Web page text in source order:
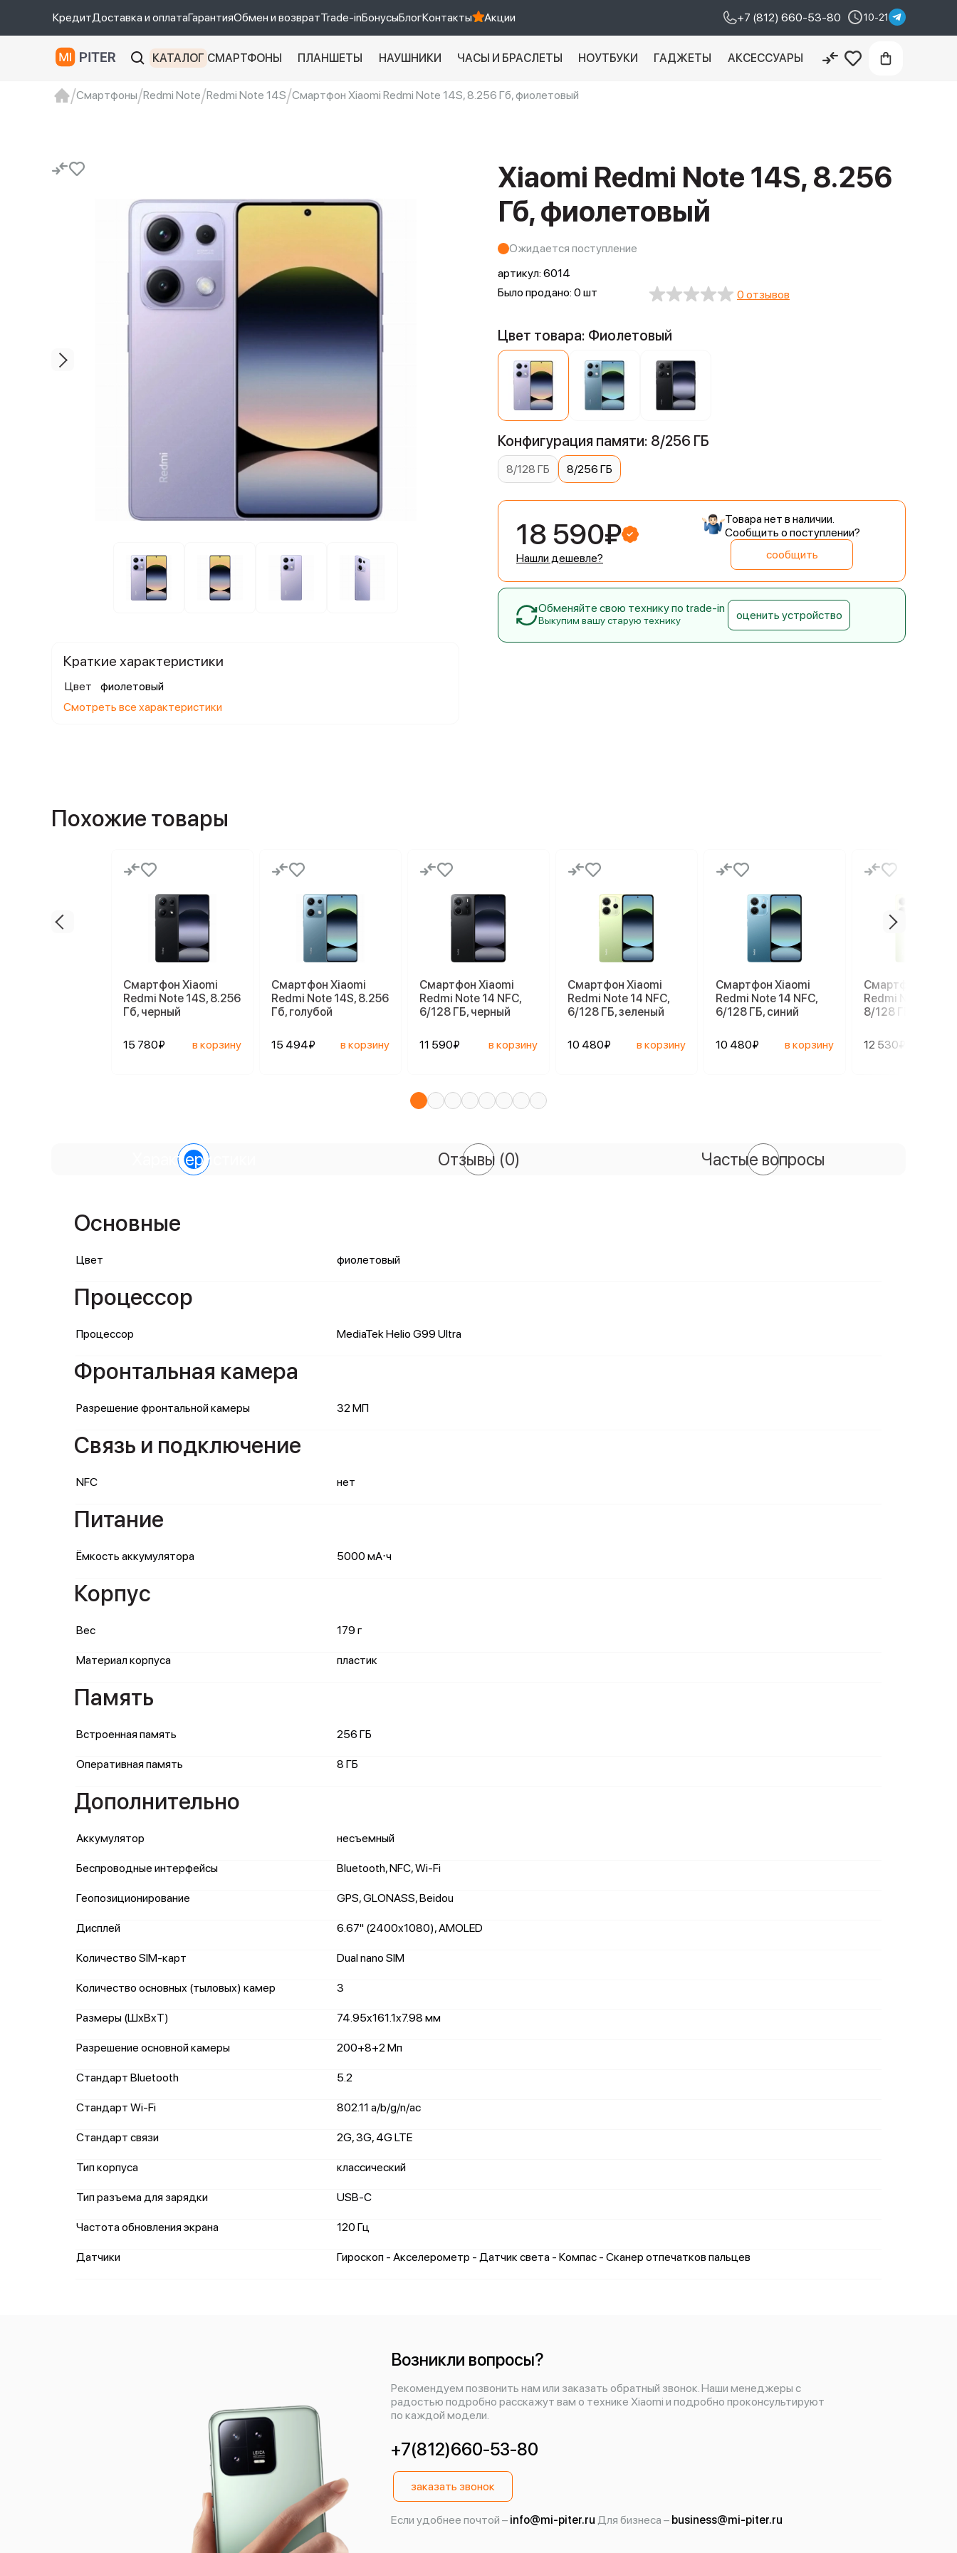
КредитДоставка и оплатаГарантияОбмен и возвратTrade-inБонусыБлогКонтакты Акции +7 (812) 660-53-80 10-21
КАТАЛОГ СМАРТФОНЫ ПЛАНШЕТЫ НАУШНИКИ ЧАСЫ И БРАСЛЕТЫ НОУТБУКИ ГАДЖЕТЫ АКСЕССУАРЫ
Смартфоны Redmi Note Redmi Note 14S Смартфон Xiaomi Redmi Note 14S, 8.256 Гб, фиолетовый
Xiaomi Redmi Note 14S, 8.256
Гб, фиолетовый
Ожидается поступление
артикул: 6014
Было продано: 0 шт
0 отзывов
Краткие характеристики
Цвет
фиолетовый
Смотреть все характеристики
Цвет товара: Фиолетовый
Конфигурация памяти: 8/256 ГБ
8/128 ГБ 8/256 ГБ
18 590₽
Нашли дешевле?
Товара нет в наличии.
Сообщить о поступлении?
сообщить
Обменяйте свою технику по trade-in
Выкупим вашу старую технику оценить устройство
Похожие товары
Смартфон Xiaomi
Redmi Note 14S, 8.256
Гб, черный
15 780₽ в корзину
Смартфон Xiaomi
Redmi Note 14S, 8.256
Гб, голубой
15 494₽ в корзину
Смартфон Xiaomi
Redmi Note 14 NFC,
6/128 ГБ, черный
11 590₽ в корзину
Смартфон Xiaomi
Redmi Note 14 NFC,
6/128 ГБ, зеленый
10 480₽ в корзину
Смартфон Xiaomi
Redmi Note 14 NFC,
6/128 ГБ, синий
10 480₽ в корзину
Смартфон
Redmi Note 14
8/128 ГБ,
12 530₽
Характеристики Отзывы (0) Частые вопросы
Основные
Цвет фиолетовый
Процессор
Процессор MediaTek Helio G99 Ultra
Фронтальная камера
Разрешение фронтальной камеры 32 МП
Связь и подключение
NFC нет
Питание
Ёмкость аккумулятора 5000 мА⋅ч
Корпус
Вес 179 г
Материал корпуса пластик
Память
Встроенная память 256 ГБ
Оперативная память 8 ГБ
Дополнительно
Аккумулятор несъемный
Беспроводные интерфейсы Bluetooth, NFC, Wi-Fi
Геопозиционирование GPS, GLONASS, Beidou
Дисплей 6.67" (2400x1080), AMOLED
Количество SIM-карт Dual nano SIM
Количество основных (тыловых) камер 3
Размеры (ШxВxТ) 74.95x161.1x7.98 мм
Разрешение основной камеры 200+8+2 Мп
Стандарт Bluetooth 5.2
Стандарт Wi-Fi 802.11 a/b/g/n/ac
Стандарт связи 2G, 3G, 4G LTE
Тип корпуса классический
Тип разъема для зарядки USB-C
Частота обновления экрана 120 Гц
Датчики Гироскоп - Акселерометр - Датчик света - Компас - Сканер отпечатков пальцев
Возникли вопросы?
Рекомендуем позвонить нам или заказать обратный звонок. Наши менеджеры с
радостью подробно расскажут вам о технике Xiaomi и подробно проконсультируют
по каждой модели.
+7(812)660-53-80
заказать звонок
Если удобнее почтой – info@mi-piter.ru Для бизнеса – business@mi-piter.ru